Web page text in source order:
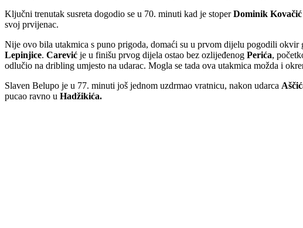
Ključni trenutak susreta dogodio se u 70. minuti kad je stoperDominik Kovačić
svoj prvijenac.
Nije ovo bila utakmica s puno prigoda, domaći su u prvom dijelu pogodili
Lepinjice. Carević je u finišu prvog dijela ostao bez ozlijeđenog Perića,
odlučio na dribling umjesto na udarac. Mogla se tada ova utakmica možda i
Slaven Belupo je u 77. minuti još jednom uzdrmao vratnicu, nakon udarca
pucao ravno u Hadžikića.